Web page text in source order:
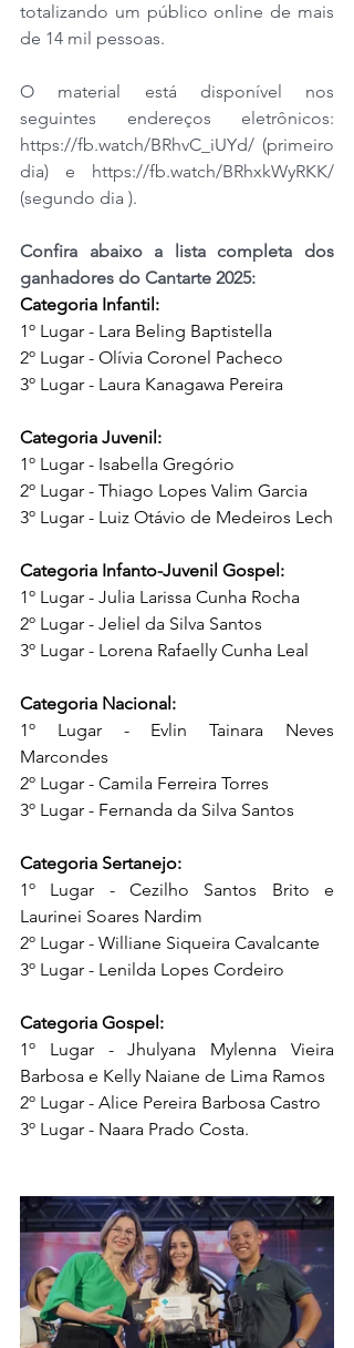
totalizando um público online de mais
de 14 mil pessoas.
O material está disponível nos
https://fb.watch/BRhvC_iUYd/ (primeiro
dia) e
https://fb.watch/BRhxkWyRKK/
(segundo dia ).
Confira abaixo a lista completa dos
ganhadores do Cantarte 2025:
Categoria Infantil:
1º Lugar - Lara Beling Baptistella
2º Lugar - Olívia Coronel Pacheco
3º Lugar - Laura Kanagawa Pereira
Categoria Juvenil:
1º Lugar - Isabella Gregório
2º Lugar - Thiago Lopes Valim Garcia
3º Lugar - Luiz Otávio de Medeiros Lech
Categoria Infanto-Juvenil Gospel:
1º Lugar - Julia Larissa Cunha Rocha
2º Lugar - Jeliel da Silva Santos
3º Lugar - Lorena Rafaelly Cunha Leal
Categoria Nacional:
1º Lugar - Evlin Tainara Neves
Marcondes
2º Lugar - Camila Ferreira Torres
3º Lugar - Fernanda da Silva Santos
Categoria Sertanejo:
1º Lugar - Cezilho Santos Brito e
Laurinei Soares Nardim
2º Lugar - Williane Siqueira Cavalcante
3º Lugar - Lenilda Lopes Cordeiro
Categoria Gospel:
1º Lugar - Jhulyana Mylenna Vieira
Barbosa e Kelly Naiane de Lima Ramos
2º Lugar - Alice Pereira Barbosa Castro
3º Lugar - Naara Prado Costa.